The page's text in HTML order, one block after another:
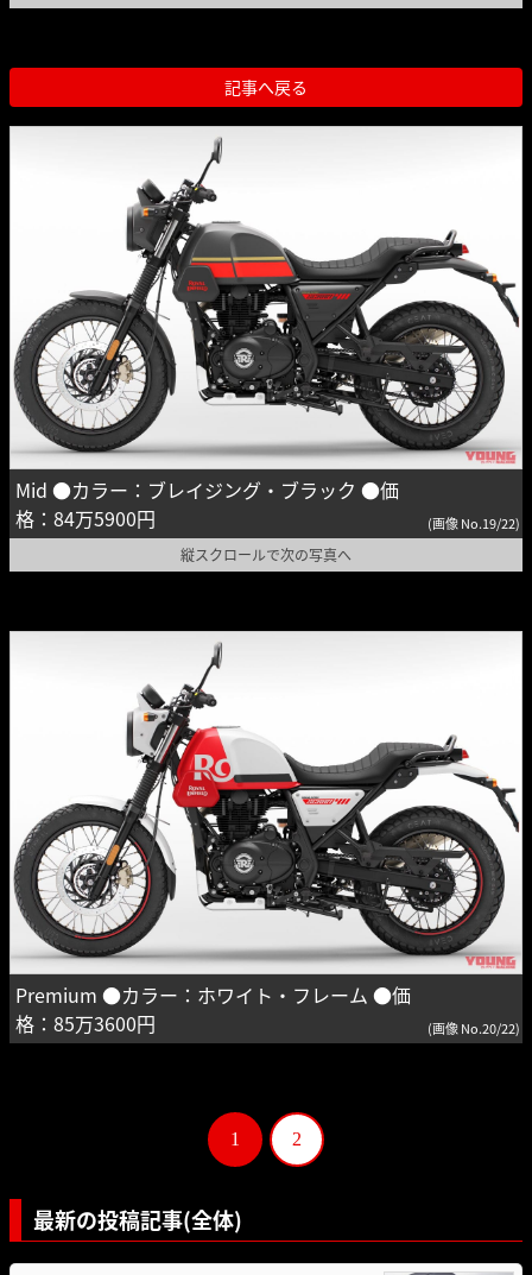
記事へ戻る
Mid ●カラー：ブレイジング・ブラック ●価
格：84万5900円
(画像 No.19/22)
縦スクロールで次の写真へ
Premium ●カラー：ホワイト・フレーム ●価
格：85万3600円
(画像 No.20/22)
1 2
最新の投稿記事(全体)